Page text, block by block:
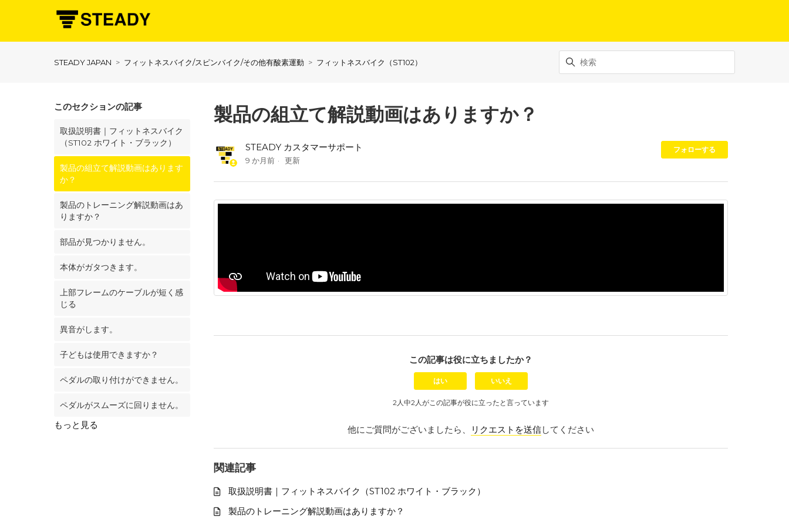
STEADY JAPAN フィットネスバイク/スピンバイク/その他有酸素運動 フィットネスバイク（ST102）
このセクションの記事
取扱説明書｜フィットネスバイク
（ST102 ホワイト・ブラック）
製品の組立て解説動画はあります
か？
製品のトレーニング解説動画はあ
りますか？
部品が見つかりません。
本体がガタつきます。
上部フレームのケーブルが短く感
じる
異音がします。
子どもは使用できますか？
ペダルの取り付けができません。
ペダルがスムーズに回りません。
もっと見る
製品の組立て解説動画はありますか？
STEADY カスタマーサポート
9 か月前 更新
フォローする
この記事は役に立ちましたか？
はい いいえ
2人中2人がこの記事が役に立ったと言っています
他にご質問がございましたら、 リクエストを送信してください
関連記事
取扱説明書｜フィットネスバイク（ST102 ホワイト・ブラック）
製品のトレーニング解説動画はありますか？